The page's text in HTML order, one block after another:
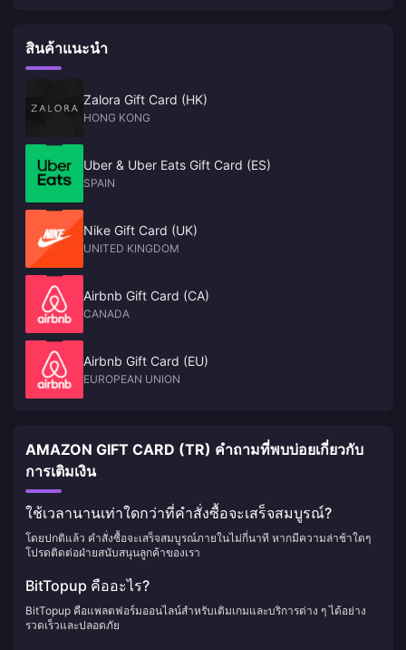
สินค้าแนะนำ
Zalora Gift Card (HK)
HONG KONG
Uber & Uber Eats Gift Card (ES)
SPAIN
Nike Gift Card (UK)
UNITED KINGDOM
Airbnb Gift Card (CA)
CANADA
Airbnb Gift Card (EU)
EUROPEAN UNION
AMAZON GIFT CARD (TR) คำถามที่พบบ่อยเกี่ยวกับ
การเติมเงิน
ใช้เวลานานเท่าใดกว่าที่คำสั่งซื้อจะเสร็จสมบูรณ์?
โดยปกติแล้ว คำสั่งซื้อจะเสร็จสมบูรณ์ภายในไม่กี่นาที หากมีความล่าช้าใดๆ
โปรดติดต่อฝ่ายสนับสนุนลูกค้าของเรา
BitTopup คืออะไร?
BitTopup คือแพลตฟอร์มออนไลน์สำหรับเติมเกมและบริการต่าง ๆ ได้อย่าง
รวดเร็วและปลอดภัย